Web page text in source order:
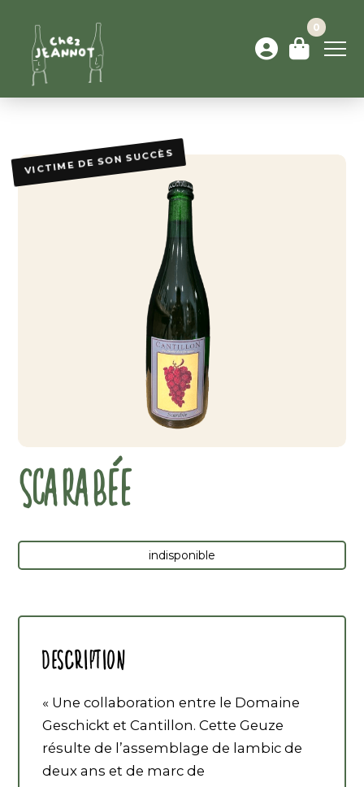
0
SCARABÉE
indisponible
VICTIME DE SON SUCCÈS
Description
« Une collaboration entre le Domaine
Geschickt et Cantillon. Cette Geuze
résulte de l’assemblage de lambic de
deux ans et de marc de